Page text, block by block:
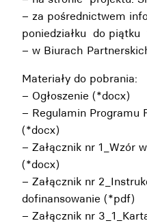
– za pośrednictwem
poniedziałku do piątku
– w Biurach
Materiały do pobrania:
– Ogłoszenie (*docx)
– Regulamin Programu
(*docx)
– Załącznik nr 1_Wzór
(*docx)
– Załącznik nr
dofinansowanie (*pdf)
– Załącznik nr